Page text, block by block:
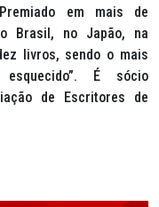
em mais de
Brasil, no Japão, na
livros, sendo o mais
É sócio
de Escritores de